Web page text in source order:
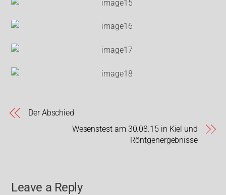
Der Abschied
Wesenstest am 30.08.15 in Kiel und
Röntgenergebnisse
Leave a Reply